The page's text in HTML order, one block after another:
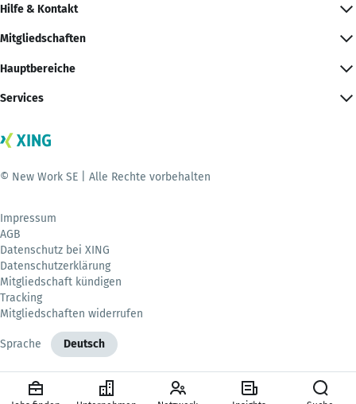
Hilfe & Kontakt
Mitgliedschaften
Hauptbereiche
Services
© New Work SE | Alle Rechte vorbehalten
Impressum
AGB
Datenschutz bei XING
Datenschutzerklärung
Mitgliedschaft kündigen
Tracking
Mitgliedschaften widerrufen
Sprache Deutsch